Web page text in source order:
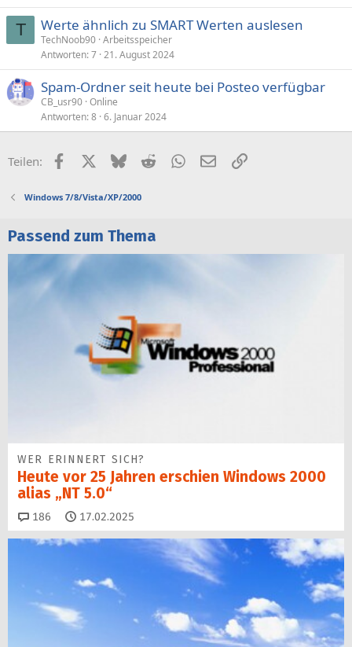
T Werte ähnlich zu SMART Werten auslesen
TechNoob90 Arbeitsspeicher
Antworten 7 21. August 2024
Spam-Ordner seit heute bei Posteo verfügbar
CB_usr90 Online
Antworten 8 6. Januar 2024
Teilen: FacebookX (Twitter)
BlueskyRedditWhatsApp
E-MailLink
Windows 7/8/Vista/XP/2000
Passend zum Thema
WER ERINNERT SICH?
Heute vor 25 Jahren erschien Windows 2000
alias „NT 5.0“
186 Kommentare
17.02.2025